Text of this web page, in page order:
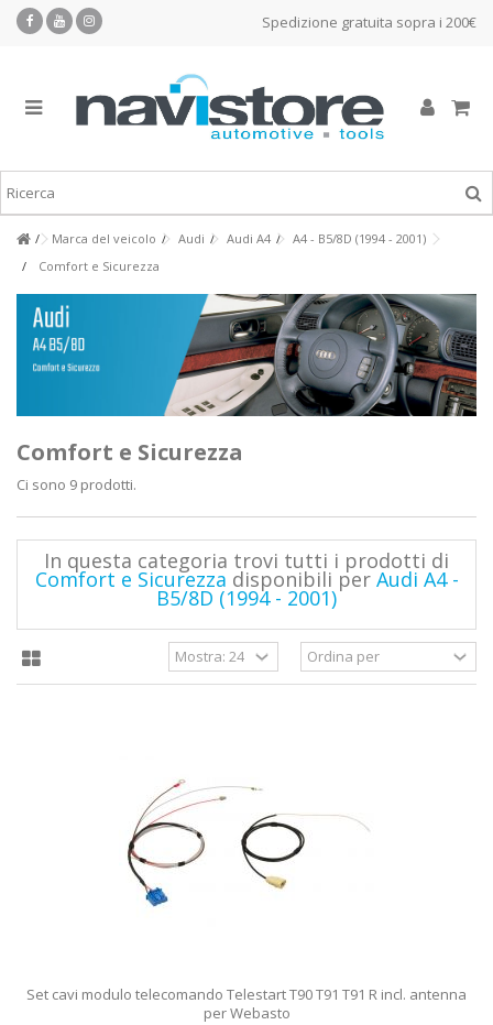
Spedizione gratuita sopra i 200€
Marca del veicolo Audi Audi A4
A4 - B5/8D (1994 - 2001)
Comfort e Sicurezza
Comfort e Sicurezza
Ci sono 9 prodotti.
In questa categoria trovi tutti i prodotti di
Comfort e Sicurezza disponibili per Audi A4 -
B5/8D (1994 - 2001)
Set cavi modulo telecomando Telestart T90 T91 T91 R incl. antenna
per Webasto